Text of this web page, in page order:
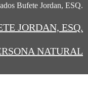
Bufete Jordan, ESQ.
JORDAN, ESQ.
NATURAL